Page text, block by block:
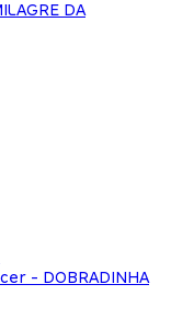
DA
- DOBRADINHA